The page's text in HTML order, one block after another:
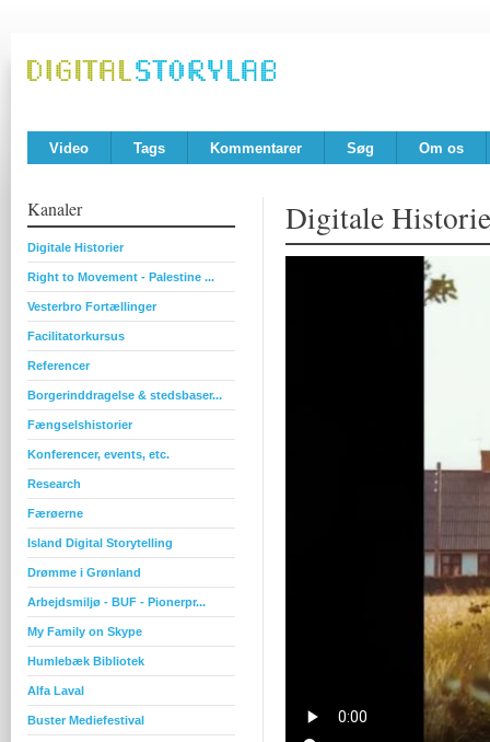
Video Tags Kommentarer Søg Om os
Kanaler
Digitale Historier
Right to Movement - Palestine ...
Vesterbro Fortællinger
Facilitatorkursus
Referencer
Borgerinddragelse & stedsbaser...
Fængselshistorier
Konferencer, events, etc.
Research
Færøerne
Island Digital Storytelling
Drømme i Grønland
Arbejdsmiljø - BUF - Pionerpr...
My Family on Skype
Humlebæk Bibliotek
Alfa Laval
Buster Mediefestival
Digitale